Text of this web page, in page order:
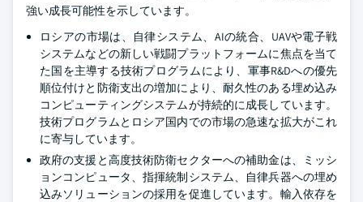
強い成長可能性を示しています。
ロシアの市場は、自律システム、AIの統合、UAVや電子戦
システムなどの新しい戦闘プラットフォームに焦点を当て
た国を主導する技術プログラムにより、軍事R&Dへの優先
順位付けと防衛支出の増加により、耐久性のある埋め込み
コンピューティングシステムが持続的に成長しています。
技術プログラムとロシア国内での市場の急速な拡大がこれ
に寄与しています。
政府の支援と高度技術防衛セクターへの補助金は、ミッシ
ョンコンピュータ、指揮統制システム、自律兵器への埋め
込みソリューションの採用を促進しています。輸入依存を